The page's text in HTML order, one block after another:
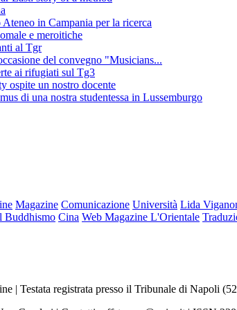
in Campania per la ricerca
e meroitiche
al Tgr
del convegno "Musicians...
ai rifugiati sul Tg3
ospite un nostro docente
di una nostra studentessa in Lussemburgo
Magazine Comunicazione Università Lida
Buddhismo Cina Web Magazine L'Orientale
| Testata registrata presso il Tribunale di Napoli